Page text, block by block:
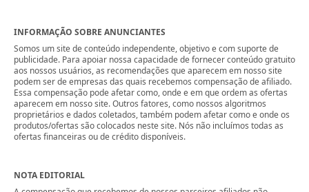
INFORMAÇÃO SOBRE ANUNCIANTES
Somos um site de conteúdo independente, objetivo e com suporte de
publicidade. Para apoiar nossa capacidade de fornecer conteúdo gratuito
aos nossos usuários, as recomendações que aparecem em nosso site
podem ser de empresas das quais recebemos compensação de afiliado.
Essa compensação pode afetar como, onde e em que ordem as ofertas
aparecem em nosso site. Outros fatores, como nossos algoritmos
proprietários e dados coletados, também podem afetar como e onde os
produtos/ofertas são colocados neste site. Nós não incluímos todas as
ofertas financeiras ou de crédito disponíveis.
NOTA EDITORIAL